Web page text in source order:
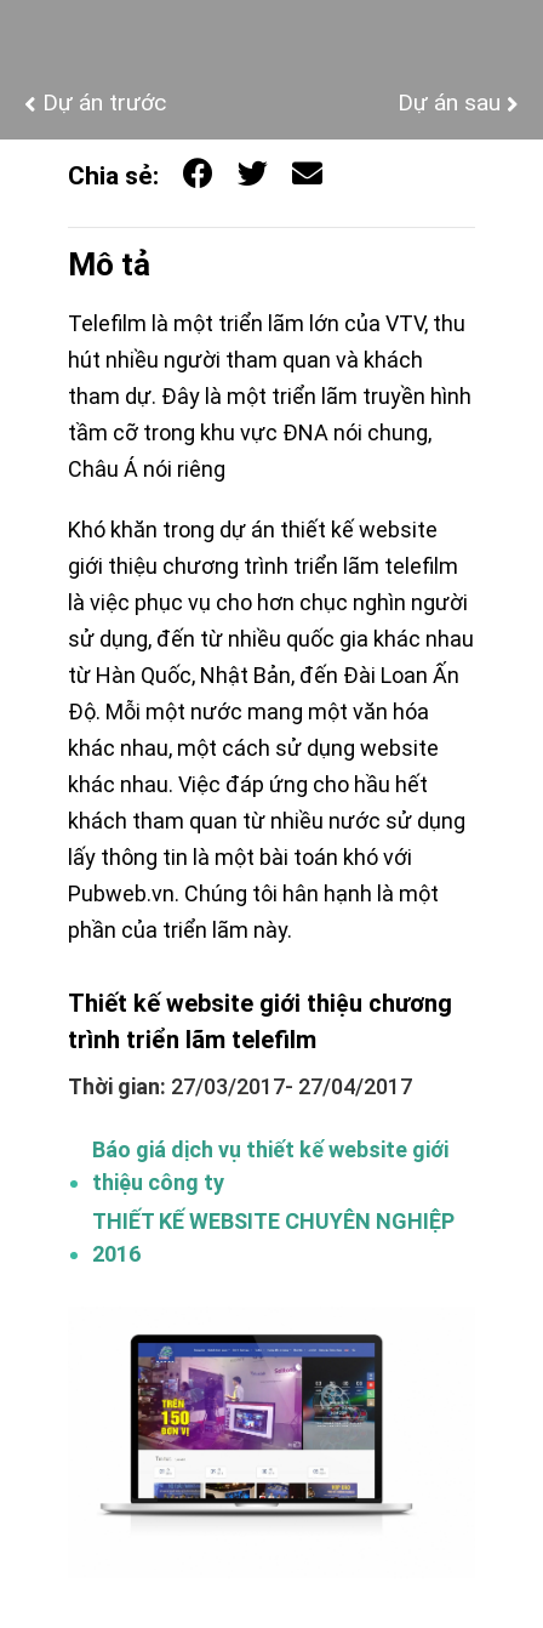
Dự án trước Dự án sau
Chia sẻ:
Mô tả
Telefilm là một triển lãm lớn của VTV, thu
hút nhiều người tham quan và khách
tham dự. Đây là một triển lãm truyền hình
tầm cỡ trong khu vực ĐNA nói chung,
Châu Á nói riêng
Khó khăn trong dự án thiết kế website
giới thiệu chương trình triển lãm telefilm
là việc phục vụ cho hơn chục nghìn người
sử dụng, đến từ nhiều quốc gia khác nhau
từ Hàn Quốc, Nhật Bản, đến Đài Loan Ấn
Độ. Mỗi một nước mang một văn hóa
khác nhau, một cách sử dụng website
khác nhau. Việc đáp ứng cho hầu hết
khách tham quan từ nhiều nước sử dụng
lấy thông tin là một bài toán khó với
Pubweb.vn. Chúng tôi hân hạnh là một
phần của triển lãm này.
Thiết kế website giới thiệu chương
trình triển lãm telefilm
Thời gian: 27/03/2017- 27/04/2017
Báo giá dịch vụ thiết kế website giới
thiệu công ty
THIẾT KẾ WEBSITE CHUYÊN NGHIỆP
2016